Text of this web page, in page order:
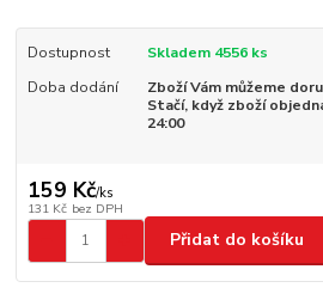
Dostupnost
Skladem 4556 ks
Doba dodání
Zboží Vám můžeme
Stačí, když zboží
24:00
159 Kč/ks
131 Kč bez DPH
Přidat do košíku